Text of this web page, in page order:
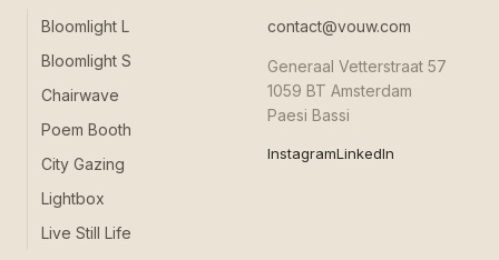
Bloomlight L
Bloomlight S
Chairwave
Poem Booth
City Gazing
Lightbox
Live Still Life
contact@vouw.com
Generaal Vetterstraat 57
1059 BT Amsterdam
Paesi Bassi
InstagramLinkedIn